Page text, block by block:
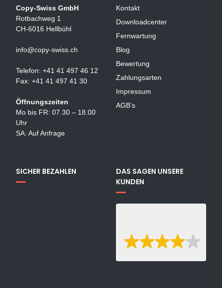
Copy-Swiss GmbH
Rotbachweg 1
CH-6016 Hellbühl
info@copy-swiss.ch
Telefon: +41 41 497 46 12
Fax: +41 41 497 41 30
Öffnungszeiten
Mo bis FR: 07.30 – 18.00
Uhr
SA: Auf Anfrage
Kontakt
Downloadcenter
Fernwartung
Blog
Bewertung
Zahlungsarten
Impressum
AGB’s
SICHER BEZAHLEN
DAS SAGEN UNSERE
KUNDEN